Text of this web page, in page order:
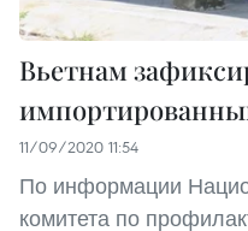
Вьетнам
11/09/2020 11:54
По информации
комитета по